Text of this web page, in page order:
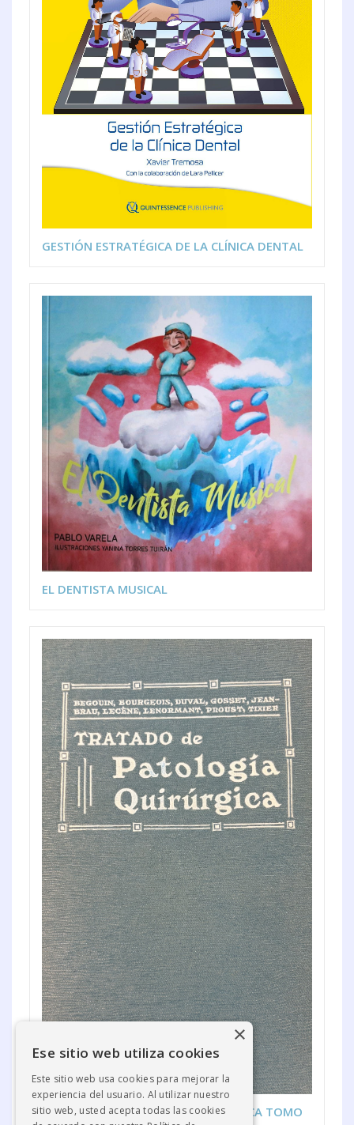
GESTIÓN ESTRATÉGICA DE LA CLÍNICA DENTAL
EL DENTISTA MUSICAL
TRATADO DE PATOLOGÍA QUIRÚRGICA TOMO
×
Ese sitio web utiliza cookies
Este sitio web usa cookies para mejorar la
experiencia del usuario. Al utilizar nuestro
sitio web, usted acepta todas las cookies